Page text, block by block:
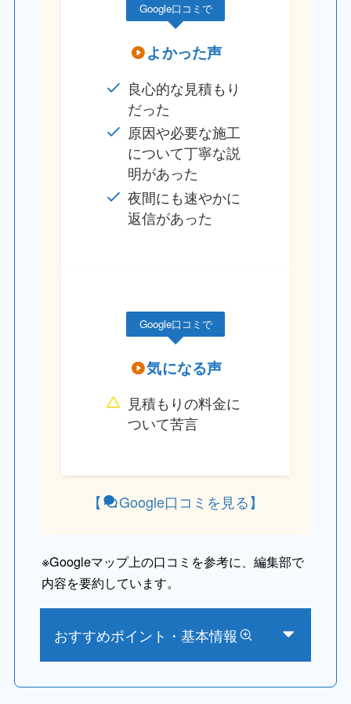
Google口コミで
よかった声
良心的な見積もり
だった
原因や必要な施工
について丁寧な説
明があった
夜間にも速やかに
返信があった
Google口コミで
気になる声
見積もりの料金に
ついて苦言
【 Google口コミを見る】
※Googleマップ上の口コミを参考に、編集部で
内容を要約しています。
おすすめポイント・基本情報